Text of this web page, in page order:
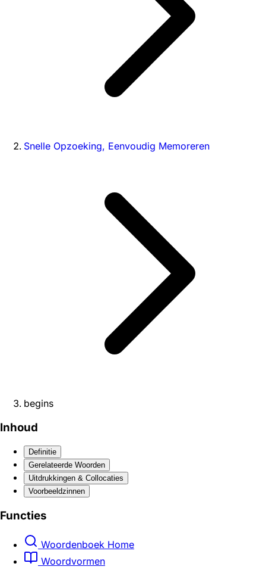
Snelle Opzoeking, Eenvoudig Memoreren
begins
Inhoud
Definitie
Gerelateerde Woorden
Uitdrukkingen & Collocaties
Voorbeeldzinnen
Functies
Woordenboek Home
Woordvormen